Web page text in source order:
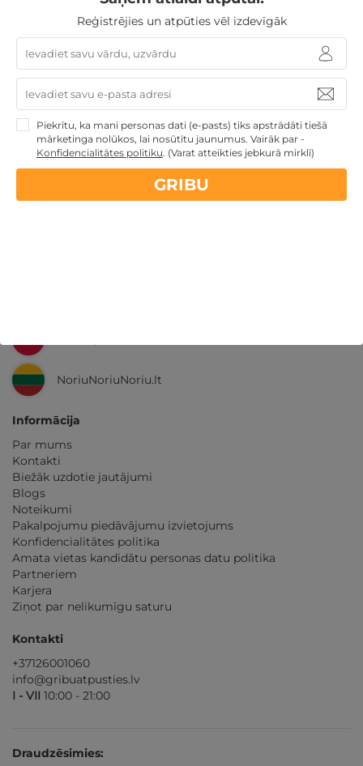
Nekādasapkalpošanas un administrācijas maksas
14 dienunaudas atmaksas garantija
Kvalitatīva klientu apkalpošana
GribuAtpusties.lvizmēģinātsunpārbaudīts
NoriuNoriuNoriu.lt
Informācija
Par mums
Kontakti
Biežāk uzdotie jautājumi
Blogs
Noteikumi
Pakalpojumu piedāvājumu izvietojums
Konfidencialitātes politika
Amata vietas kandidātu personas datu politika
Partneriem
Karjera
Ziņot par nelikumīgu saturu
Kontakti
+37126001060
info@gribuatpusties.lv
I - VII 10:00 - 21:00
Draudzēsimies:
Reģistrējies un atpūties vēl izdevīgāk
Piekrītu, ka mani personas dati (e-pasts) tiks apstrādāti tiešā
mārketinga nolūkos, lai nosūtītu jaunumus. Vairāk par -
Konfidencialitātes politiku. (Varat atteikties jebkurā mirklī)
GRIBU